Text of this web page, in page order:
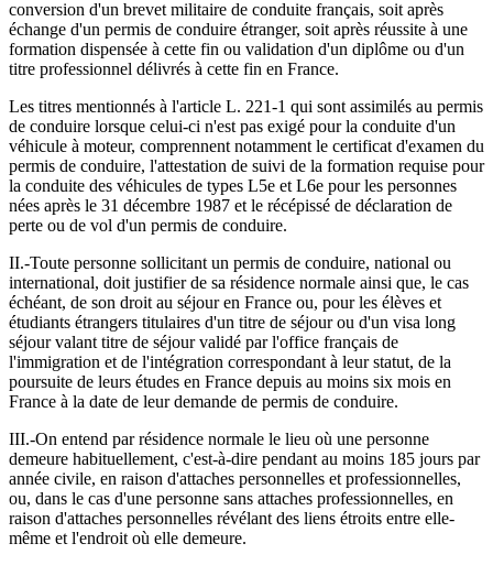
conversion d'un brevet militaire de conduite français, soit après
échange d'un permis de conduire étranger, soit après réussite à une
formation dispensée à cette fin ou validation d'un diplôme ou d'un
titre professionnel délivrés à cette fin en France.
Les titres mentionnés à l'article L. 221-1 qui sont assimilés au permis
de conduire lorsque celui-ci n'est pas exigé pour la conduite d'un
véhicule à moteur, comprennent notamment le certificat d'examen du
permis de conduire, l'attestation de suivi de la formation requise pour
la conduite des véhicules de types L5e et L6e pour les personnes
nées après le 31 décembre 1987 et le récépissé de déclaration de
perte ou de vol d'un permis de conduire.
II.-Toute personne sollicitant un permis de conduire, national ou
international, doit justifier de sa résidence normale ainsi que, le cas
échéant, de son droit au séjour en France ou, pour les élèves et
étudiants étrangers titulaires d'un titre de séjour ou d'un visa long
séjour valant titre de séjour validé par l'office français de
l'immigration et de l'intégration correspondant à leur statut, de la
poursuite de leurs études en France depuis au moins six mois en
France à la date de leur demande de permis de conduire.
III.-On entend par résidence normale le lieu où une personne
demeure habituellement, c'est-à-dire pendant au moins 185 jours par
année civile, en raison d'attaches personnelles et professionnelles,
ou, dans le cas d'une personne sans attaches professionnelles, en
raison d'attaches personnelles révélant des liens étroits entre elle-
même et l'endroit où elle demeure.